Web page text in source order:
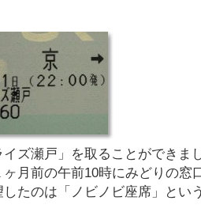
イズ瀬戸」を取ることができま
ヶ月前の午前10時にみどりの窓
したのは「ノビノビ座席」とい